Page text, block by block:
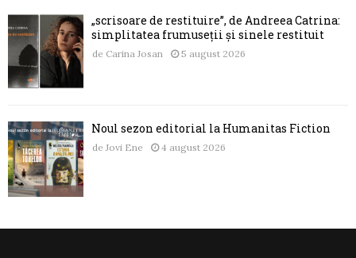
„scrisoare de restituire”, de Andreea Catrina:
simplitatea frumuseții și sinele restituit
de Carina Josan 5 august 2026
Noul sezon editorial la Humanitas Fiction
de Jovi Ene 4 august 2026